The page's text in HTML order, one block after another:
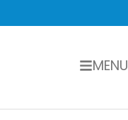
MENU